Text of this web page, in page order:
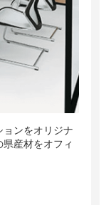
ンをオリジナ
産材をオフィ